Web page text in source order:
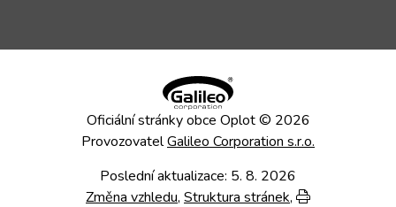
Oficiální stránky obce Oplot © 2026
ProvozovatelGalileo Corporation s.r.o.
Poslední aktualizace: 5. 8. 2026
Změna vzhledu, Struktura stránek, Vytisknout